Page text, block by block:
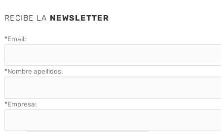
RECIBE LA NEWSLETTER
*Email:
*Nombre apellidos:
*Empresa: